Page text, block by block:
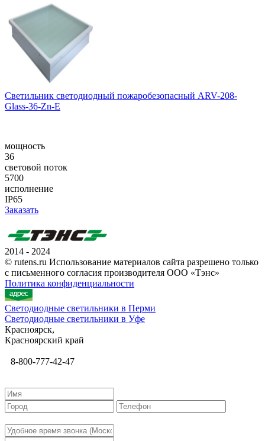
Светильник светодиодный пожаробезопасный ARV-208-
Glass-36-Zn-E
мощность
36
световой поток
5700
исполнение
IP65
Заказать
2014 - 2024
© rutens.ru Использование материалов сайта разрешено только
с письменного согласия производителя ООО «Тэнс»
Политика конфиденциальности
Светодиодные светильники в Перми
Светодиодные светильники в Уфе
Красноярск,
Красноярский край
8-800-777-42-47